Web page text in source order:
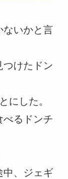
ないかと言
つけたドン
にした。
べるドンチ
中、ジェギ